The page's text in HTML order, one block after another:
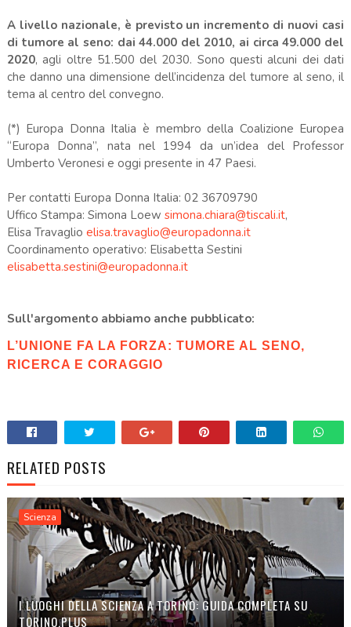
A livello nazionale, è previsto un incremento di nuovi casi
di tumore al seno: dai 44.000 del 2010, ai circa 49.000 del
2020, agli oltre 51.500 del 2030. Sono questi alcuni dei dati
che danno una dimensione dell’incidenza del tumore al seno, il
tema al centro del convegno.
(*) Europa Donna Italia è membro della Coalizione Europea
“Europa Donna”, nata nel 1994 da un’idea del Professor
Umberto Veronesi e oggi presente in 47 Paesi.
Per contatti Europa Donna Italia: 02 36709790
Uffico Stampa: Simona Loew simona.chiara@tiscali.it,
Elisa Travaglio elisa.travaglio@europadonna.it
Coordinamento operativo: Elisabetta Sestini
elisabetta.sestini@europadonna.it
Sull'argomento abbiamo anche pubblicato:
L’UNIONE FA LA FORZA: TUMORE AL SENO,
RICERCA E CORAGGIO
RELATED POSTS
Scienza
I LUOGHI DELLA SCIENZA A TORINO: GUIDA COMPLETA SU
TORINO.PLUS